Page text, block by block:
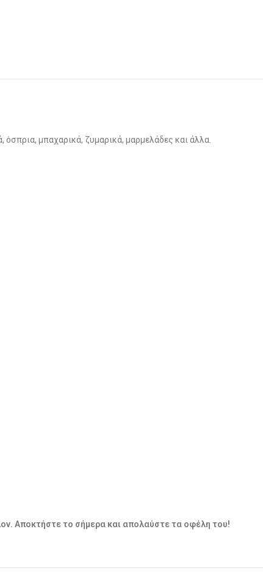
μπαχαρικά, ζυμαρικά, μαρμελάδες και άλλα.
Αποκτήστε το σήμερα και απολαύστε τα οφέλη του!